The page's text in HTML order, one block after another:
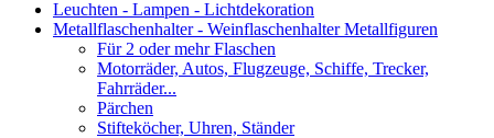
Leuchten - Lampen - Lichtdekoration
Metallflaschenhalter - Weinflaschenhalter Metallfiguren
Für 2 oder mehr Flaschen
Motorräder, Autos, Flugzeuge, Schiffe, Trecker,
Fahrräder...
Pärchen
Stifteköcher, Uhren, Ständer